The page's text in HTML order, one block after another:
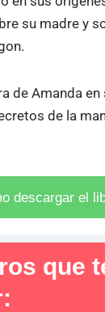
su madre y
de Amanda
de la
descargar el
que